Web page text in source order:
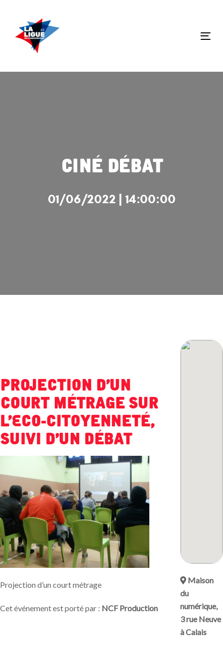
to
primary
navigation
to
Ciné Débat
01/06/2022 | 14:00:00
Projection d'un
court métrage sur
l'Eco-Citoyenneté,
suivi d'un débat
Projection d’un court métrage
Cet événement est porté par : NCF Production
Maison
du
numérique,
3 rue Neuve
à Calais